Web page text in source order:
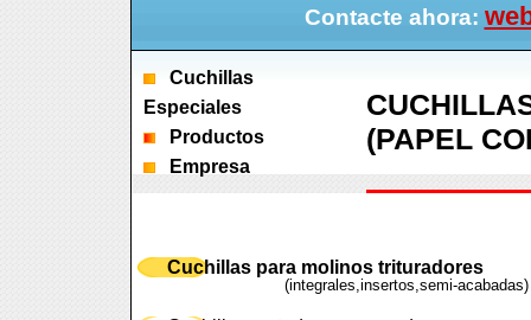
Contacte ahora:
Cuchillas
Especiales
Productos
Empresa
(PAPEL
Cuchillas para molinos trituradores
(integrales,insertos,semi-acabadas)